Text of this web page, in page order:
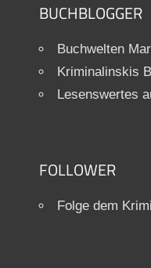
BUCHBLOGGER
Buchwelten
Kriminalinskis
Lesenswertes
FOLLOWER
Folge dem